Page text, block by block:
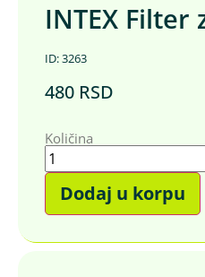
INTEX Filter
ID: 3263
480 RSD
Količina
Dodaj u korpu